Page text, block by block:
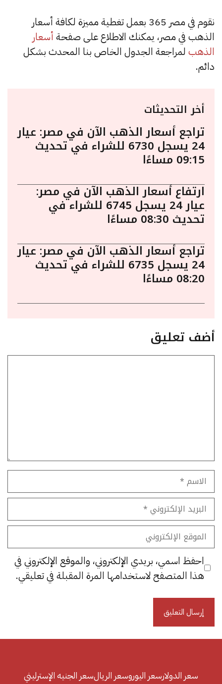
نقوم في مصر 365 بعمل تغطية مميزة لكافة أسعار
الذهب في مصر، يمكنك الاطلاع على صفحة أسعار
الذهب لمراجعة الجدول الخاص بنا المحدث بشكل
دائم.
أخر التحديثات
تراجع أسعار الذهب الآن في مصر: عيار
24 يسجل 6730 للشراء في تحديث
09:15 مساءًا
ارتفاع أسعار الذهب الآن في مصر:
عيار 24 يسجل 6745 للشراء في
تحديث 08:30 مساءًا
تراجع أسعار الذهب الآن في مصر: عيار
24 يسجل 6735 للشراء في تحديث
08:20 مساءًا
أضف تعليق
الاسم
البريد
الإلكتروني
الموقع
الإلكتروني
احفظ اسمي، بريدي الإلكتروني، والموقع الإلكتروني في
هذا المتصفح لاستخدامها المرة المقبلة في تعليقي.
سعر الدولارسعر اليوروسعر الريالسعر الجنيه الإسترليني